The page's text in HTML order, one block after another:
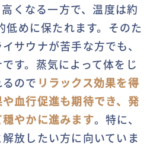
くなる一方で、温度は約
めに保たれます。そのた
サウナが苦手な方でも、
す。蒸気によって体をじ
ので リラックス効果を得
血行促進も期待でき、発
やかに進みます。特に、
放したい方に向いていま